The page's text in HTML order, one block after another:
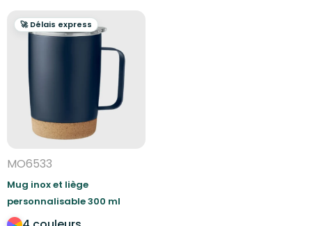
🚀 Délais express
MO6533
Mug inox et liège
personnalisable 300 ml